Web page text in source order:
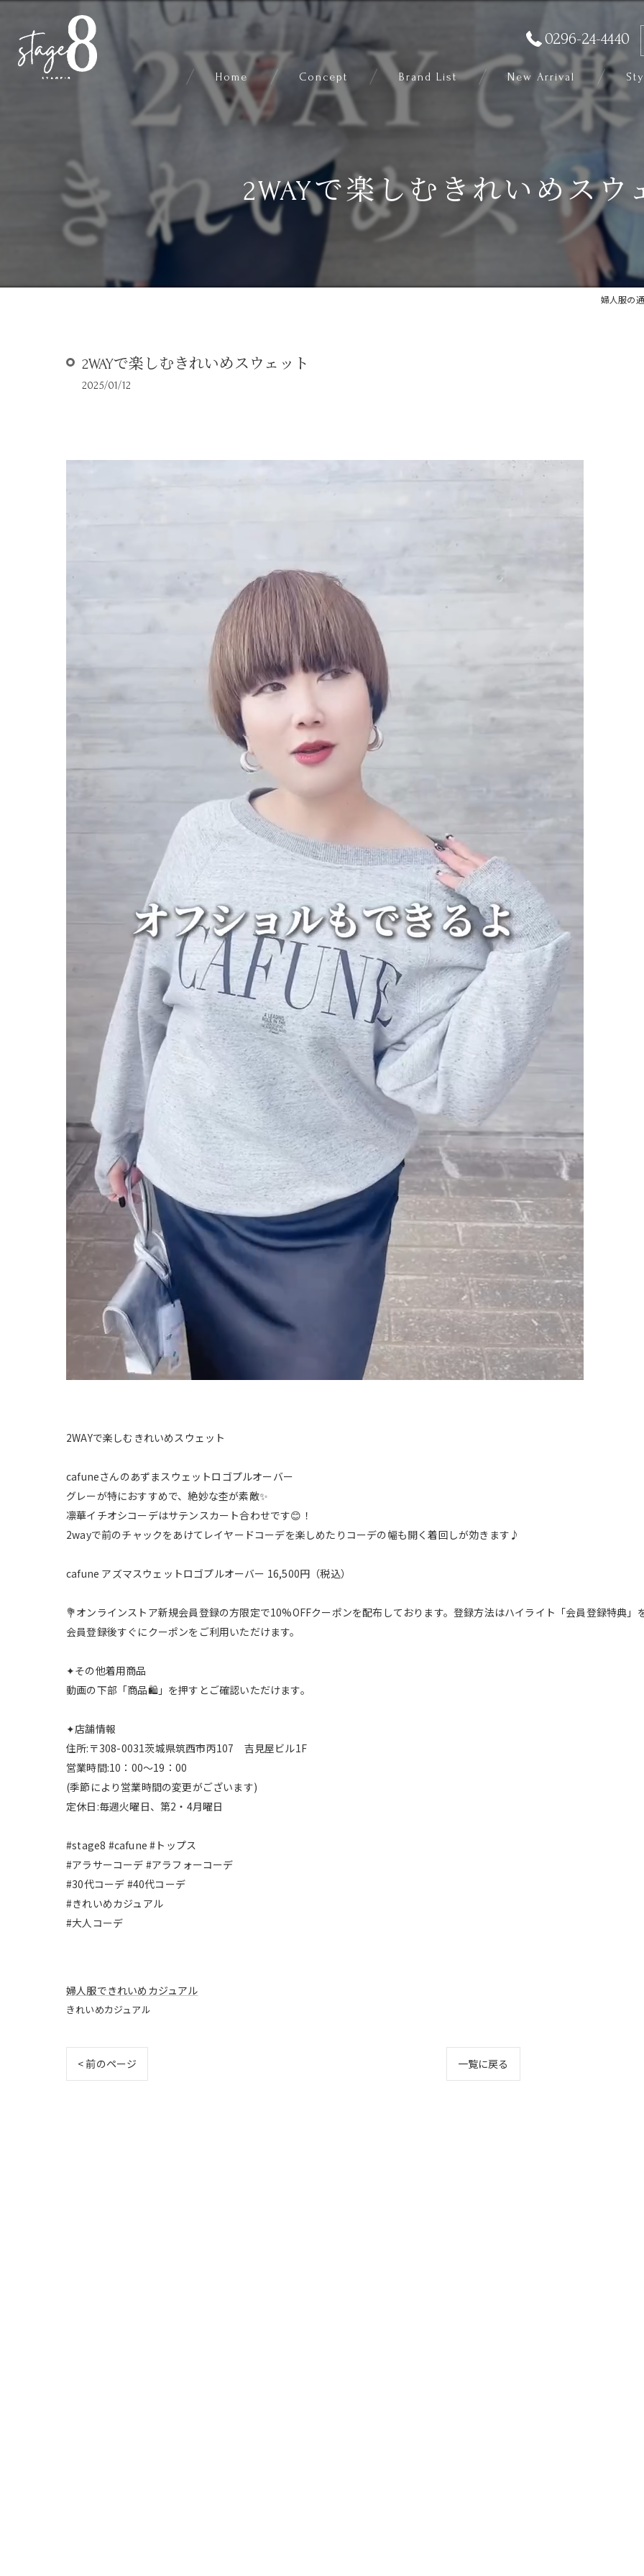
0296-24-4440
Home Concept Brand List New Arrival
2WAYで楽しむきれいめスウ
婦人服の
2WAYで楽しむきれいめスウェット
2025/01/12
2WAYで楽しむきれいめスウェット
cafuneさんのあずまスウェットロゴプルオーバー
グレーが特におすすめで、絶妙な杢が素敵✨
凛華イチオシコーデはサテンスカート合わせです😊！
2wayで前のチャックをあけてレイヤードコーデを楽しめたりコーデの幅も開く着回しが効きます♪
cafune アズマスウェットロゴプルオーバー 16,500円（税込）
💐オンラインストア新規会員登録の方限定で10%OFFクーポンを配布しております。登録方法はハイライト「会員登録特典」
会員登録後すぐにクーポンをご利用いただけます。
✦その他着用商品
動画の下部「商品🛍️」を押すとご確認いただけます。
✦店舗情報
住所:〒308-0031茨城県筑西市丙107 吉見屋ビル1F
営業時間:10：00～19：00
(季節により営業時間の変更がございます)
定休日:毎週火曜日、第2・4月曜日
#stage8 #cafune #トップス
#アラサーコーデ #アラフォーコーデ
#30代コーデ #40代コーデ
#きれいめカジュアル
#大人コーデ
婦人服できれいめカジュアル
きれいめカジュアル
< 前のページ 一覧に戻る